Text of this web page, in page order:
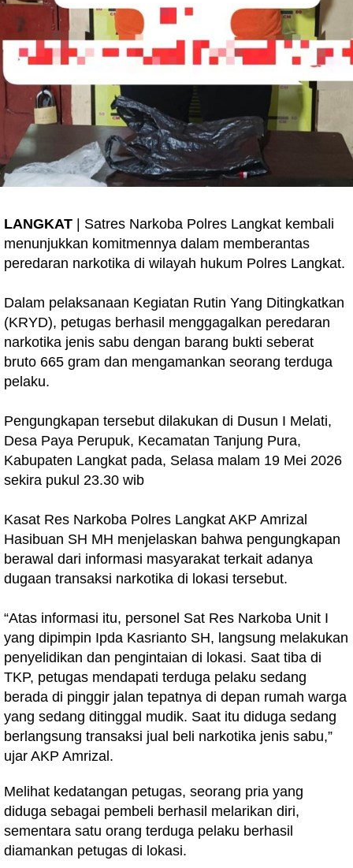
LANGKAT | Satres Narkoba Polres Langkat kembali
menunjukkan komitmennya dalam memberantas
peredaran narkotika di wilayah hukum Polres Langkat.
Dalam pelaksanaan Kegiatan Rutin Yang Ditingkatkan
(KRYD), petugas berhasil menggagalkan peredaran
narkotika jenis sabu dengan barang bukti seberat
bruto 665 gram dan mengamankan seorang terduga
pelaku.
Pengungkapan tersebut dilakukan di Dusun I Melati,
Desa Paya Perupuk, Kecamatan Tanjung Pura,
Kabupaten Langkat pada, Selasa malam 19 Mei 2026
sekira pukul 23.30 wib
Kasat Res Narkoba Polres Langkat AKP Amrizal
Hasibuan SH MH menjelaskan bahwa pengungkapan
berawal dari informasi masyarakat terkait adanya
dugaan transaksi narkotika di lokasi tersebut.
“Atas informasi itu, personel Sat Res Narkoba Unit I
yang dipimpin Ipda Kasrianto SH, langsung melakukan
penyelidikan dan pengintaian di lokasi. Saat tiba di
TKP, petugas mendapati terduga pelaku sedang
berada di pinggir jalan tepatnya di depan rumah warga
yang sedang ditinggal mudik. Saat itu diduga sedang
berlangsung transaksi jual beli narkotika jenis sabu,”
ujar AKP Amrizal.
Melihat kedatangan petugas, seorang pria yang
diduga sebagai pembeli berhasil melarikan diri,
sementara satu orang terduga pelaku berhasil
diamankan petugas di lokasi.